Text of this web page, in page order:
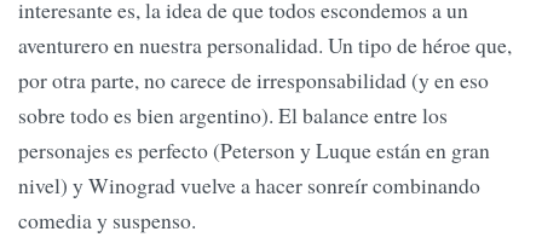
interesante es, la idea de que todos escondemos a un
aventurero en nuestra personalidad. Un tipo de héroe que,
por otra parte, no carece de irresponsabilidad (y en eso
sobre todo es bien argentino). El balance entre los
personajes es perfecto (Peterson y Luque están en gran
nivel) y Winograd vuelve a hacer sonreír combinando
comedia y suspenso.